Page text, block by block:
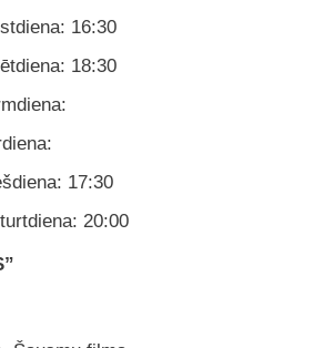
16:30
18:30
17:30
20:00